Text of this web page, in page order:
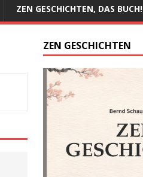
ZEN GESCHICHTEN, DAS BUCH!
ZEN GESCHICHTEN